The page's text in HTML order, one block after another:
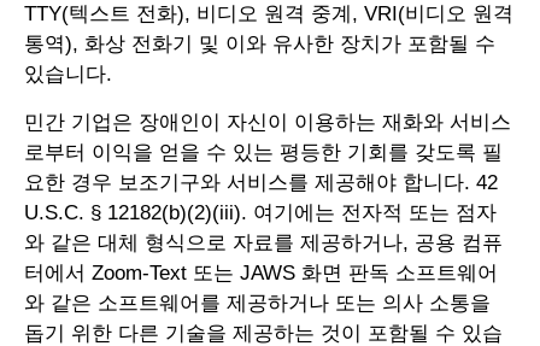
TTY(텍스트 전화), 비디오 원격 중계, VRI(비디오 원격
통역), 화상 전화기 및 이와 유사한 장치가 포함될 수
있습니다.
민간 기업은 장애인이 자신이 이용하는 재화와 서비스
로부터 이익을 얻을 수 있는 평등한 기회를 갖도록 필
요한 경우 보조기구와 서비스를 제공해야 합니다. 42
U.S.C. § 12182(b)(2)(iii). 여기에는 전자적 또는 점자
와 같은 대체 형식으로 자료를 제공하거나, 공용 컴퓨
터에서 Zoom-Text 또는 JAWS 화면 판독 소프트웨어
와 같은 소프트웨어를 제공하거나 또는 의사 소통을
돕기 위한 다른 기술을 제공하는 것이 포함될 수 있습